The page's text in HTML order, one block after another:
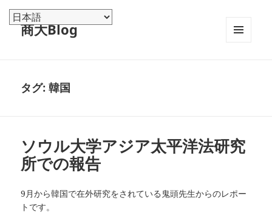
商大Blog
タグ:韓国
ソウル大学アジア太平洋法研究
所での報告
9月から韓国で在外研究をされている鬼頭先生からのレポー
トです。